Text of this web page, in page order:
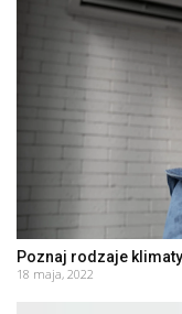
Poznaj rodzaje
18 maja, 2022